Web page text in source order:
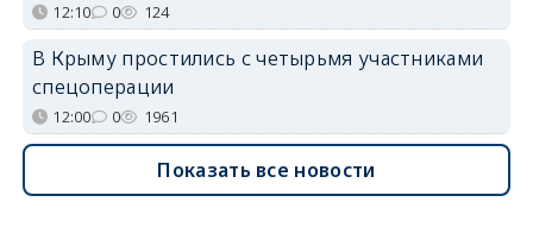
12:10 0 124
В Крыму простились с четырьмя участниками
спецоперации
12:00 0 1961
Показать все новости